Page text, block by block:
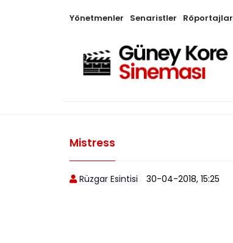
Yönetmenler Senaristler Röportajlar
Mistress
Rüzgar Esintisi 30-04-2018, 15:25